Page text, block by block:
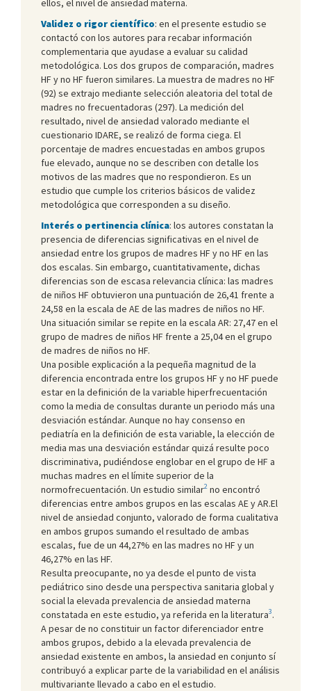
Validez o rigor científico: en el presente estudio se
contactó con los autores para recabar información
complementaria que ayudase a evaluar su calidad
metodológica. Los dos grupos de comparación, madres
HF y no HF fueron similares. La muestra de madres no HF
(92) se extrajo mediante selección aleatoria del total de
madres no frecuentadoras (297). La medición del
resultado, nivel de ansiedad valorado mediante el
cuestionario IDARE, se realizó de forma ciega. El
porcentaje de madres encuestadas en ambos grupos
fue elevado, aunque no se describen con detalle los
motivos de las madres que no respondieron. Es un
estudio que cumple los criterios básicos de validez
metodológica que corresponden a su diseño.
Interés o pertinencia clínica: los autores constatan la
presencia de diferencias significativas en el nivel de
ansiedad entre los grupos de madres HF y no HF en las
dos escalas. Sin embargo, cuantitativamente, dichas
diferencias son de escasa relevancia clínica: las madres
de niños HF obtuvieron una puntuación de 26,41 frente a
24,58 en la escala de AE de las madres de niños no HF.
Una situación similar se repite en la escala AR: 27,47 en el
grupo de madres de niños HF frente a 25,04 en el grupo
de madres de niños no HF.
Una posible explicación a la pequeña magnitud de la
diferencia encontrada entre los grupos HF y no HF puede
estar en la definición de la variable hiperfrecuentación
como la media de consultas durante un periodo más una
desviación estándar. Aunque no hay consenso en
pediatría en la definición de esta variable, la elección de
media mas una desviación estándar quizá resulte poco
discriminativa, pudiéndose englobar en el grupo de HF a
muchas madres en el límite superior de la
normofrecuentación. Un estudio similar2 no encontró
diferencias entre ambos grupos en las escalas AE y AR.El
nivel de ansiedad conjunto, valorado de forma cualitativa
en ambos grupos sumando el resultado de ambas
escalas, fue de un 44,27% en las madres no HF y un
46,27% en las HF.
Resulta preocupante, no ya desde el punto de vista
pediátrico sino desde una perspectiva sanitaria global y
social la elevada prevalencia de ansiedad materna
constatada en este estudio, ya referida en la literatura3.
A pesar de no constituir un factor diferenciador entre
ambos grupos, debido a la elevada prevalencia de
ansiedad existente en ambos, la ansiedad en conjunto sí
contribuyó a explicar parte de la variabilidad en el análisis
multivariante llevado a cabo en el estudio.